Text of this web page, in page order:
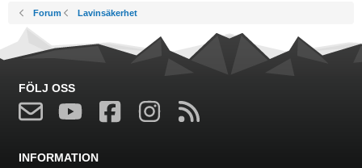
Forum Lavinsäkerhet
FÖLJ OSS
INFORMATION